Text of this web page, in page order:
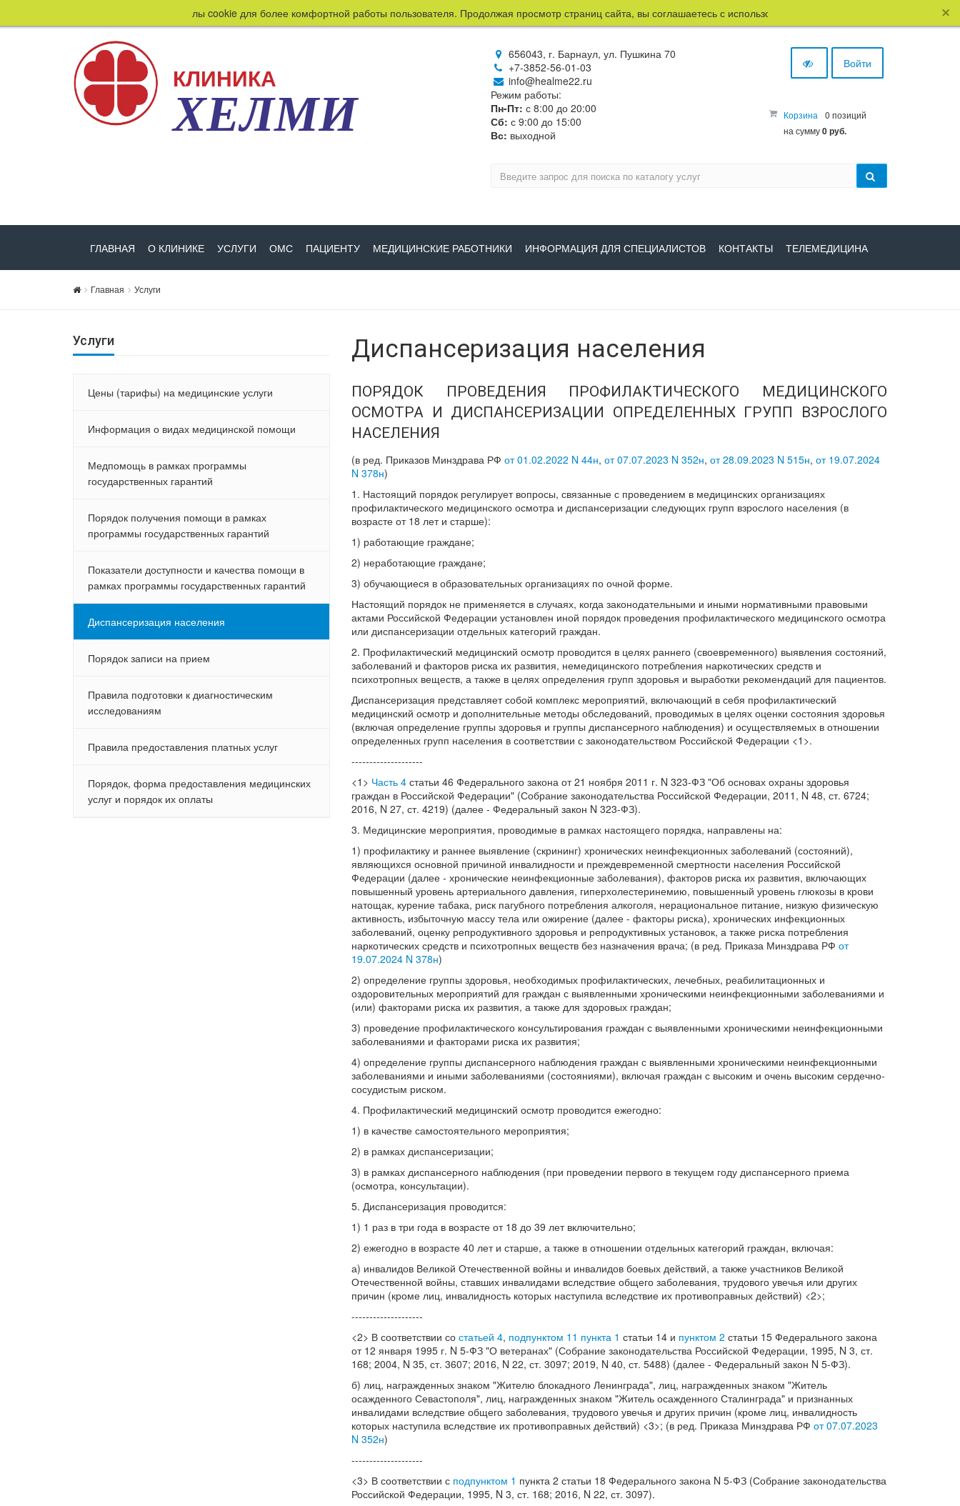
Этот сайт использует файлы cookie для более комфортной работы пользователя. Продолжая просмотр страниц сайта, вы соглашаетесь с использованием файлов cookie.
КЛИНИКА
ХЕЛМИ
656043, г. Барнаул, ул. Пушкина 70
+7-3852-56-01-03
info@healme22.ru
Режим работы:
Пн-Пт: с 8:00 до 20:00
Сб: с 9:00 до 15:00
Вс: выходной
Войти
Корзина
0 позиций
на сумму0 руб.
ГЛАВНАЯ О КЛИНИКЕ УСЛУГИ ОМС ПАЦИЕНТУ МЕДИЦИНСКИЕ РАБОТНИКИ ИНФОРМАЦИЯ ДЛЯ СПЕЦИАЛИСТОВ КОНТАКТЫ ТЕЛЕМЕДИЦИНА
Главная Услуги
Услуги
Цены (тарифы) на медицинские услуги
Информация о видах медицинской помощи
Медпомощь в рамках программы
государственных гарантий
Порядок получения помощи в рамках
программы государственных гарантий
Показатели доступности и качества помощи в
рамках программы государственных гарантий
Диспансеризация населения
Порядок записи на прием
Правила подготовки к диагностическим
исследованиям
Правила предоставления платных услуг
Порядок, форма предоставления медицинских
услуг и порядок их оплаты
Диспансеризация населения
ПОРЯДОК ПРОВЕДЕНИЯ ПРОФИЛАКТИЧЕСКОГО МЕДИЦИНСКОГО
ОСМОТРА И ДИСПАНСЕРИЗАЦИИ ОПРЕДЕЛЕННЫХ ГРУПП ВЗРОСЛОГО
НАСЕЛЕНИЯ
(в ред. Приказов Минздрава РФ от 01.02.2022 N 44н, от 07.07.2023 N 352н, от 28.09.2023 N 515н, от 19.07.2024
N 378н)
1. Настоящий порядок регулирует вопросы, связанные с проведением в медицинских организациях
профилактического медицинского осмотра и диспансеризации следующих групп взрослого населения (в
возрасте от 18 лет и старше):
1) работающие граждане;
2) неработающие граждане;
3) обучающиеся в образовательных организациях по очной форме.
Настоящий порядок не применяется в случаях, когда законодательными и иными нормативными правовыми
актами Российской Федерации установлен иной порядок проведения профилактического медицинского осмотра
или диспансеризации отдельных категорий граждан.
2. Профилактический медицинский осмотр проводится в целях раннего (своевременного) выявления состояний,
заболеваний и факторов риска их развития, немедицинского потребления наркотических средств и
психотропных веществ, а также в целях определения групп здоровья и выработки рекомендаций для пациентов.
Диспансеризация представляет собой комплекс мероприятий, включающий в себя профилактический
медицинский осмотр и дополнительные методы обследований, проводимых в целях оценки состояния здоровья
(включая определение группы здоровья и группы диспансерного наблюдения) и осуществляемых в отношении
определенных групп населения в соответствии с законодательством Российской Федерации <1>.
--------------------
<1> Часть 4 статьи 46 Федерального закона от 21 ноября 2011 г. N 323-ФЗ "Об основах охраны здоровья
граждан в Российской Федерации" (Собрание законодательства Российской Федерации, 2011, N 48, ст. 6724;
2016, N 27, ст. 4219) (далее - Федеральный закон N 323-ФЗ).
3. Медицинские мероприятия, проводимые в рамках настоящего порядка, направлены на:
1) профилактику и раннее выявление (скрининг) хронических неинфекционных заболеваний (состояний),
являющихся основной причиной инвалидности и преждевременной смертности населения Российской
Федерации (далее - хронические неинфекционные заболевания), факторов риска их развития, включающих
повышенный уровень артериального давления, гиперхолестеринемию, повышенный уровень глюкозы в крови
натощак, курение табака, риск пагубного потребления алкоголя, нерациональное питание, низкую физическую
активность, избыточную массу тела или ожирение (далее - факторы риска), хронических инфекционных
заболеваний, оценку репродуктивного здоровья и репродуктивных установок, а также риска потребления
наркотических средств и психотропных веществ без назначения врача; (в ред. Приказа Минздрава РФ от
19.07.2024 N 378н)
2) определение группы здоровья, необходимых профилактических, лечебных, реабилитационных и
оздоровительных мероприятий для граждан с выявленными хроническими неинфекционными заболеваниями и
(или) факторами риска их развития, а также для здоровых граждан;
3) проведение профилактического консультирования граждан с выявленными хроническими неинфекционными
заболеваниями и факторами риска их развития;
4) определение группы диспансерного наблюдения граждан с выявленными хроническими неинфекционными
заболеваниями и иными заболеваниями (состояниями), включая граждан с высоким и очень высоким сердечно-
сосудистым риском.
4. Профилактический медицинский осмотр проводится ежегодно:
1) в качестве самостоятельного мероприятия;
2) в рамках диспансеризации;
3) в рамках диспансерного наблюдения (при проведении первого в текущем году диспансерного приема
(осмотра, консультации).
5. Диспансеризация проводится:
1) 1 раз в три года в возрасте от 18 до 39 лет включительно;
2) ежегодно в возрасте 40 лет и старше, а также в отношении отдельных категорий граждан, включая:
а) инвалидов Великой Отечественной войны и инвалидов боевых действий, а также участников Великой
Отечественной войны, ставших инвалидами вследствие общего заболевания, трудового увечья или других
причин (кроме лиц, инвалидность которых наступила вследствие их противоправных действий) <2>;
--------------------
<2> В соответствии со статьей 4, подпунктом 11 пункта 1 статьи 14 и пунктом 2 статьи 15 Федерального закона
от 12 января 1995 г. N 5-ФЗ "О ветеранах" (Собрание законодательства Российской Федерации, 1995, N 3, ст.
168; 2004, N 35, ст. 3607; 2016, N 22, ст. 3097; 2019, N 40, ст. 5488) (далее - Федеральный закон N 5-ФЗ).
б) лиц, награжденных знаком "Жителю блокадного Ленинграда", лиц, награжденных знаком "Житель
осажденного Севастополя", лиц, награжденных знаком "Житель осажденного Сталинграда" и признанных
инвалидами вследствие общего заболевания, трудового увечья и других причин (кроме лиц, инвалидность
которых наступила вследствие их противоправных действий) <3>; (в ред. Приказа Минздрава РФ от 07.07.2023
N 352н)
--------------------
<3> В соответствии с подпунктом 1 пункта 2 статьи 18 Федерального закона N 5-ФЗ (Собрание законодательства
Российской Федерации, 1995, N 3, ст. 168; 2016, N 22, ст. 3097).